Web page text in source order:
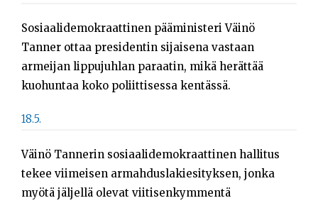
Sosiaalidemokraattinen pääministeri Väinö
Tanner ottaa presidentin sijaisena vastaan
armeijan lippujuhlan paraatin, mikä herättää
kuohuntaa koko poliittisessa kentässä.
18.5.
Väinö Tannerin sosiaalidemokraattinen hallitus
tekee viimeisen armahduslakiesityksen, jonka
myötä jäljellä olevat viitisenkymmentä